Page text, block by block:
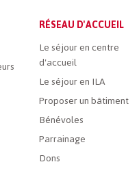
RÉSEAU D'ACCUEIL
Le séjour en centre
d'accueil
Le séjour en ILA
Proposer un bâtiment
Bénévoles
Parrainage
Dons